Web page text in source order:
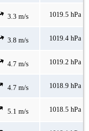
3.3 m/s 1019.5 hPa
3.8 m/s 1019.4 hPa
4.7 m/s 1019.2 hPa
4.7 m/s 1018.9 hPa
5.1 m/s 1018.5 hPa